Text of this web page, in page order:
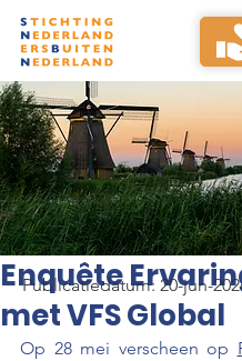
Enquête
met VFS Global
Op 28 mei verscheen op
Publicatiedatum: 20-jun-